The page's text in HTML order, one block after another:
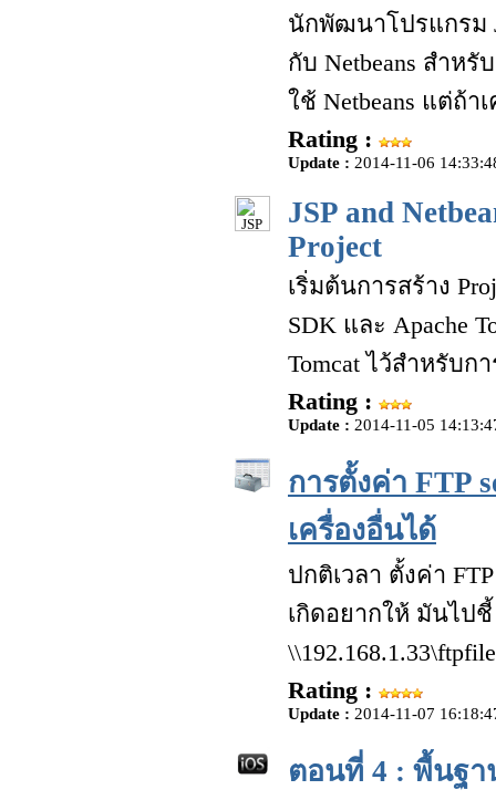
นักพัฒนาโปรแกรม
กับ Netbeans สำห
ใช้ Netbeans แต่ถ้า
Rating :
Update : 2014-11-06
JSP and
Project
เริ่มต้นการสร้าง
SDK และ Apache
Tomcat ไว้สำหรับก
Rating :
Update : 2014-11-05
การตั้งค่า FTP
เครื่องอื่นได้
ปกติเวลา ตั้งค่า
เกิดอยากให้ มันไปชี้
Rating :
Update : 2014-11-07
ตอนที่ 4 : พื้นฐา